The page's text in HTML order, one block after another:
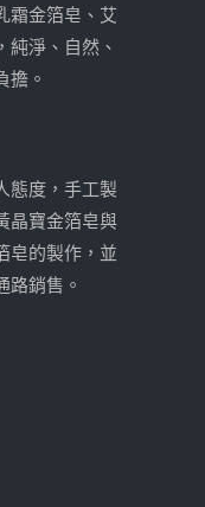
霜金箔皂、艾
淨、自然、
。
態度，手工製
晶寶金箔皂與
皂的製作，並
路銷售。